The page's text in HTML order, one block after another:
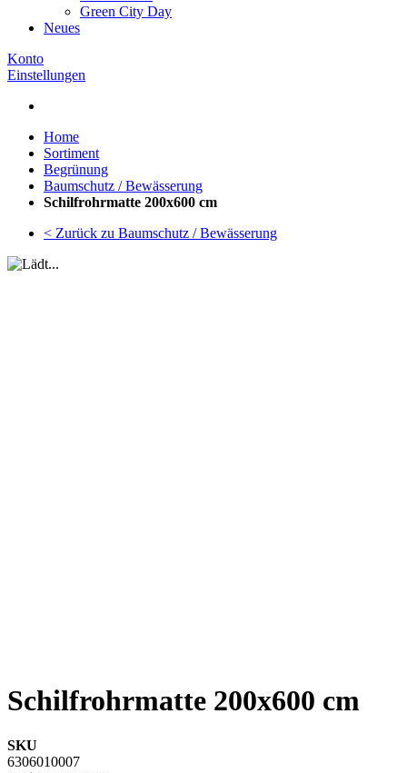
Green City Day
Neues
Konto
Einstellungen
Home
Sortiment
Begrünung
Baumschutz / Bewässerung
Schilfrohrmatte 200x600 cm
< Zurück zu Baumschutz / Bewässerung
Schilfrohrmatte 200x600 cm
SKU
6306010007